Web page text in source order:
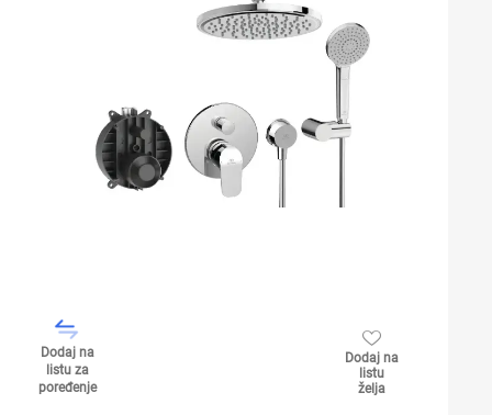
Dodaj na
listu za
poređenje
Dodaj na
listu
želja